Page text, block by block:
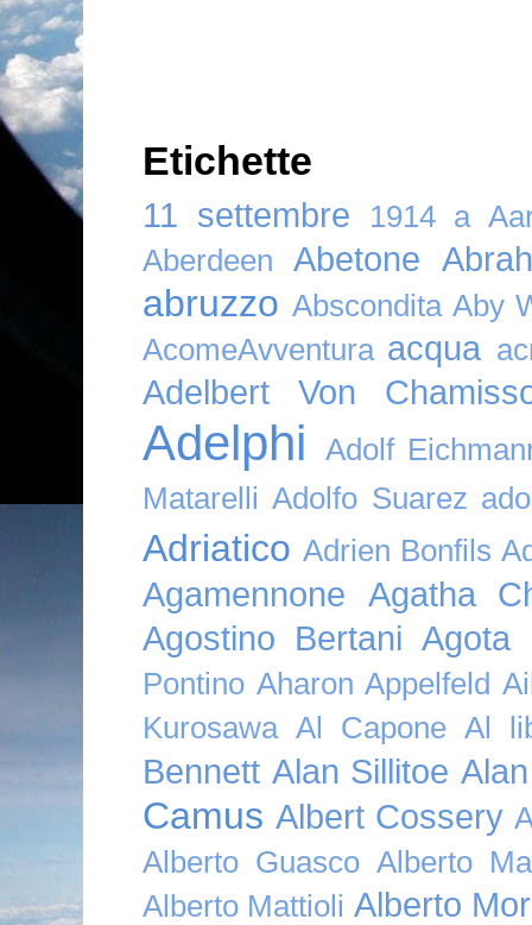
Etichette
11 settembre 1914 a
Aberdeen
Abetone
abruzzo Abscondita Aby
AcomeAvventura acqua
Adelbert Von
Adelphi
Adolf
Matarelli Adolfo Suarez
Adriatico Adrien Bonfils
Agamennone
Agatha
Agostino Bertani Agota
Pontino Aharon Appelfeld
Kurosawa Al Capone Al
Bennett Alan Sillitoe
Camus Albert Cossery
Alberto Guasco Alberto
Alberto Mattioli Alberto